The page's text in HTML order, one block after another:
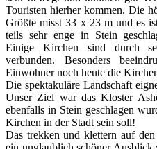
Touristen hierher kommen. Die
Größte misst 33 x 23 m und es
teils sehr enge in Stein
Einige Kirchen sind durch
verbunden. Besonders
Einwohner noch heute die
Die spektakuläre Landschaft
Unser Ziel war das Kloster
ebenfalls in Stein geschlagen
Kirchen in der Stadt sein soll!
Das trekken und klettern auf